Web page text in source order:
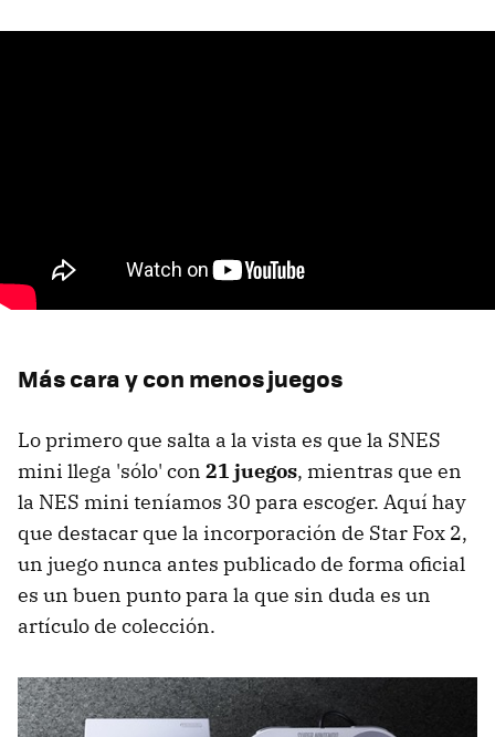
Más cara y con menos juegos
Lo primero que salta a la vista es que la SNES
mini llega 'sólo' con 21 juegos, mientras que en
la NES mini teníamos 30 para escoger. Aquí hay
que destacar que la incorporación de Star Fox 2,
un juego nunca antes publicado de forma oficial
es un buen punto para la que sin duda es un
artículo de colección.